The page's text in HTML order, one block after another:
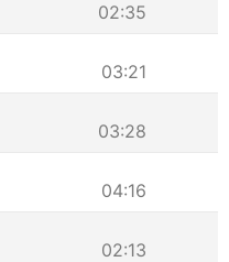
02:35
03:21
03:28
04:16
02:13